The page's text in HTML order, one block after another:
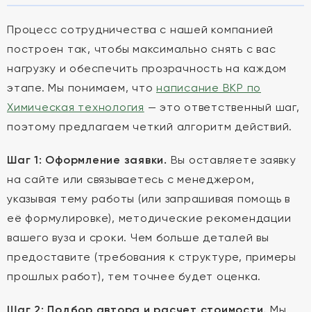
Процесс сотрудничества с нашей компанией
построен так, чтобы максимально снять с вас
нагрузку и обеспечить прозрачность на каждом
этапе. Мы понимаем, что написание ВКР по
Химическая технология — это ответственный шаг,
поэтому предлагаем четкий алгоритм действий.
Шаг 1: Оформление заявки. Вы оставляете заявку
на сайте или связываетесь с менеджером,
указывая тему работы (или запрашивая помощь в
её формулировке), методические рекомендации
вашего вуза и сроки. Чем больше деталей вы
предоставите (требования к структуре, примеры
прошлых работ), тем точнее будет оценка.